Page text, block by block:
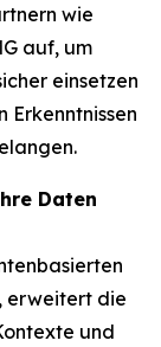
wie
auf, um
einsetzen
Erkenntnissen
Daten
erweitert die
und